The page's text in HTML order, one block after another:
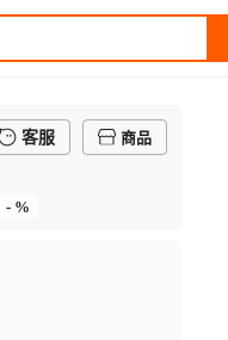
客服
商品
- %